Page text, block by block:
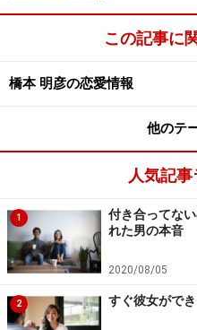
この記事に
橋本 明彦の恋愛情報
他のテ
人気記
1
付き合ってな
れた男の本音
2020/08/05
2 すぐ彼女がで